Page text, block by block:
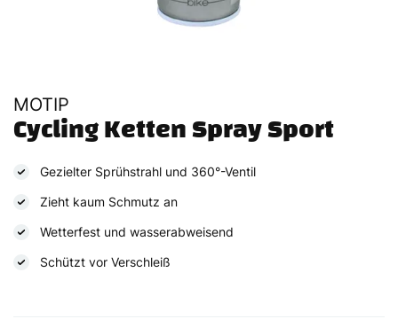
MOTIP
Cycling Ketten Spray Sport
Gezielter Sprühstrahl und 360°-Ventil
Zieht kaum Schmutz an
Wetterfest und wasserabweisend
Schützt vor Verschleiß